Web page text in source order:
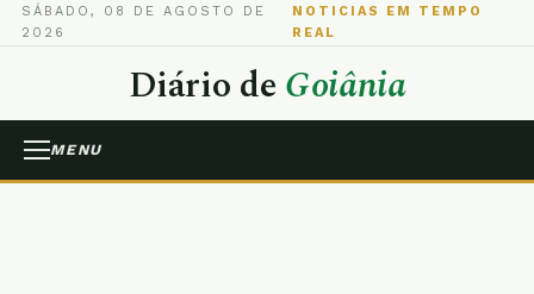
SÁBADO, 08 DE AGOSTO DE
2026
NOTICIAS EM TEMPO
REAL
Diário deGoiânia
MENU